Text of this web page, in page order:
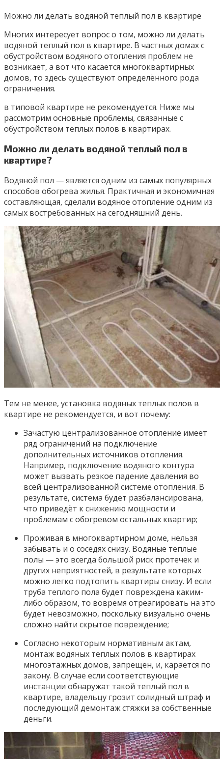
Можно ли делать водяной теплый пол в квартире
Многих интересует вопрос о том, можно ли делать
водяной теплый пол в квартире. В частных домах с
обустройством водяного отопления проблем не
возникает, а вот что касается многоквартирных
домов, то здесь существуют определённого рода
ограничения.
в типовой квартире не рекомендуется. Ниже мы
рассмотрим основные проблемы, связанные с
обустройством теплых полов в квартирах.
Можно ли делать водяной теплый пол в
квартире?
Водяной пол — является одним из самых популярных
способов обогрева жилья. Практичная и экономичная
составляющая, сделали водяное отопление одним из
самых востребованных на сегодняшний день.
Тем не менее, установка водяных теплых полов в
квартире не рекомендуется, и вот почему:
Зачастую централизованное отопление имеет
ряд ограничений на подключение
дополнительных источников отопления.
Например, подключение водяного контура
может вызвать резкое падение давления во
всей централизованной системе отопления. В
результате, система будет разбалансирована,
что приведёт к снижению мощности и
проблемам с обогревом остальных квартир;
Проживая в многоквартирном доме, нельзя
забывать и о соседях снизу. Водяные теплые
полы — это всегда большой риск протечек и
других неприятностей, в результате которых
можно легко подтопить квартиры снизу. И если
труба теплого пола будет повреждена каким-
либо образом, то вовремя отреагировать на это
будет невозможно, поскольку визуально очень
сложно найти скрытое повреждение;
Согласно некоторым нормативным актам,
монтаж водяных теплых полов в квартирах
многоэтажных домов, запрещён, и, карается по
закону. В случае если соответствующие
инстанции обнаружат такой теплый пол в
квартире, владельцу грозит солидный штраф и
последующий демонтаж стяжки за собственные
деньги.